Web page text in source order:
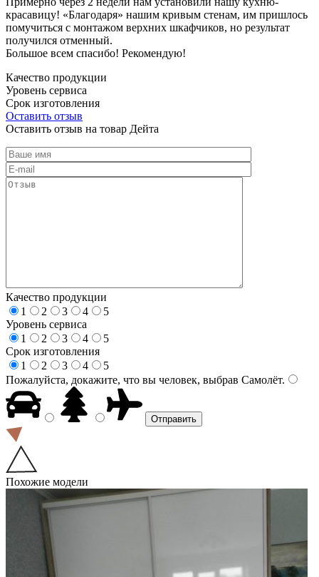
красавицу! «Благодаря» нашим кривым стенам, им пришлось
помучиться с монтажом верхних шкафчиков, но результат
получился отменный.
Большое всем спасибо! Рекомендую!
Качество продукции
Уровень сервиса
Срок изготовления
Оставить отзыв
Оставить отзыв на товар Дейта
Качество продукции
1
2 3 4
5
Уровень сервиса
1
2 3 4
5
Срок изготовления
1
2 3 4
5
Пожалуйста, докажите, что вы человек, выбрав Самолёт.
Похожие модели